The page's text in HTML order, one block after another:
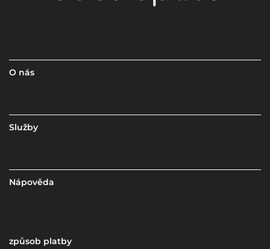
O nás
Služby
Nápověda
způsob platby